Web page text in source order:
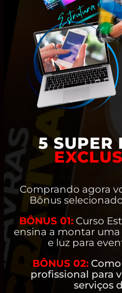
5 SUPER
Comprando agora
Bônus
BÔNUS 01:Curso
ensina a montar
e luz para
BÔNUS 02:
profissional para
serviços